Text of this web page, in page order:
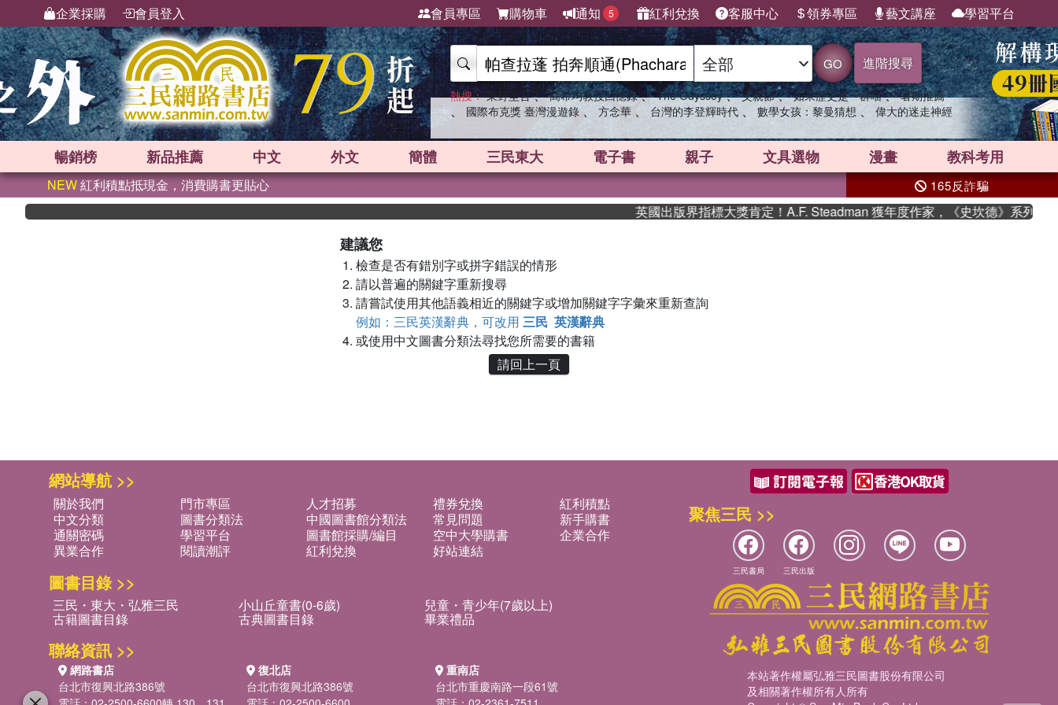
企業採購 會員登入 會員專區 購物車 通知 5 紅利兌換 客服中心 領券專區 藝文講座 學習平台
GO 進階搜尋
熱搜： 東野圭吾 、 高希均教授回憶錄 、 The Odyssey 、 父親節 、 如果歷史是一群喵 、 暑期推薦
、 國際布克獎 臺灣漫遊錄 、 方念華 、 台灣的李登輝時代 、 數學女孩：黎曼猜想 、 偉大的迷走神經
暢銷榜 新品推薦 中文 外文 簡體 三民東大 電子書 親子 文具選物 漫畫 教科考用
NEW紅利積點抵現金，消費購書更貼心 165反詐騙
英國出版界指標大獎肯定！A.F. Steadman 獲年度作家，《史坎德》系列帶你
建議您
檢查是否有錯別字或拼字錯誤的情形
請以普遍的關鍵字重新搜尋
請嘗試使用其他語義相近的關鍵字或增加關鍵字字彙來重新查詢
例如：三民英漢辭典，可改用 三民 英漢辭典
或使用中文圖書分類法尋找您所需要的書籍
請回上一頁
網站導航 >>
關於我們 門市專區 人才招募 禮券兌換
紅利積點
中文分類
圖書分類法 中國圖書館分類法 常見問題
新手購書
通關密碼
學習平台 圖書館採購/編目 空中大學購書
企業合作
異業合作
閱讀潮評 紅利兌換 好站連結
圖書目錄 >>
三民・東大・弘雅三民 小山丘童書(0-6歲) 兒童・青少年(7歲以上)
古籍圖書目錄 古典圖書目錄 畢業禮品
聯絡資訊 >>
網路書店
台北市復興北路386號
復北店
台北市復興北路386號
重南店
台北市重慶南路一段61號
聚焦三民 >>
三民書局 三民出版
本站著作權屬弘雅三民圖書股份有限公司
及相關著作權所有人所有